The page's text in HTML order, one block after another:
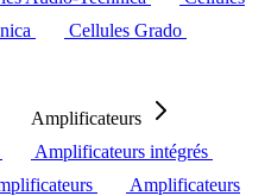
Cellules Grado
Amplificateurs
Amplificateurs intégrés
Amplificateurs